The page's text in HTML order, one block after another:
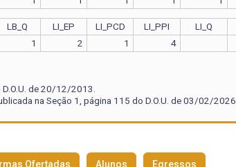
LB_Q LI_EP LI_PCD LI_PPI LI_Q
1 2 1 4
de 20/12/2013.
na Seção 1, página 115 do D.O.U. de 03/02/2026.
Ofertadas Alunos Egressos